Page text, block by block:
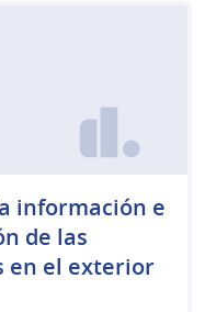
información e
de las
en el exterior